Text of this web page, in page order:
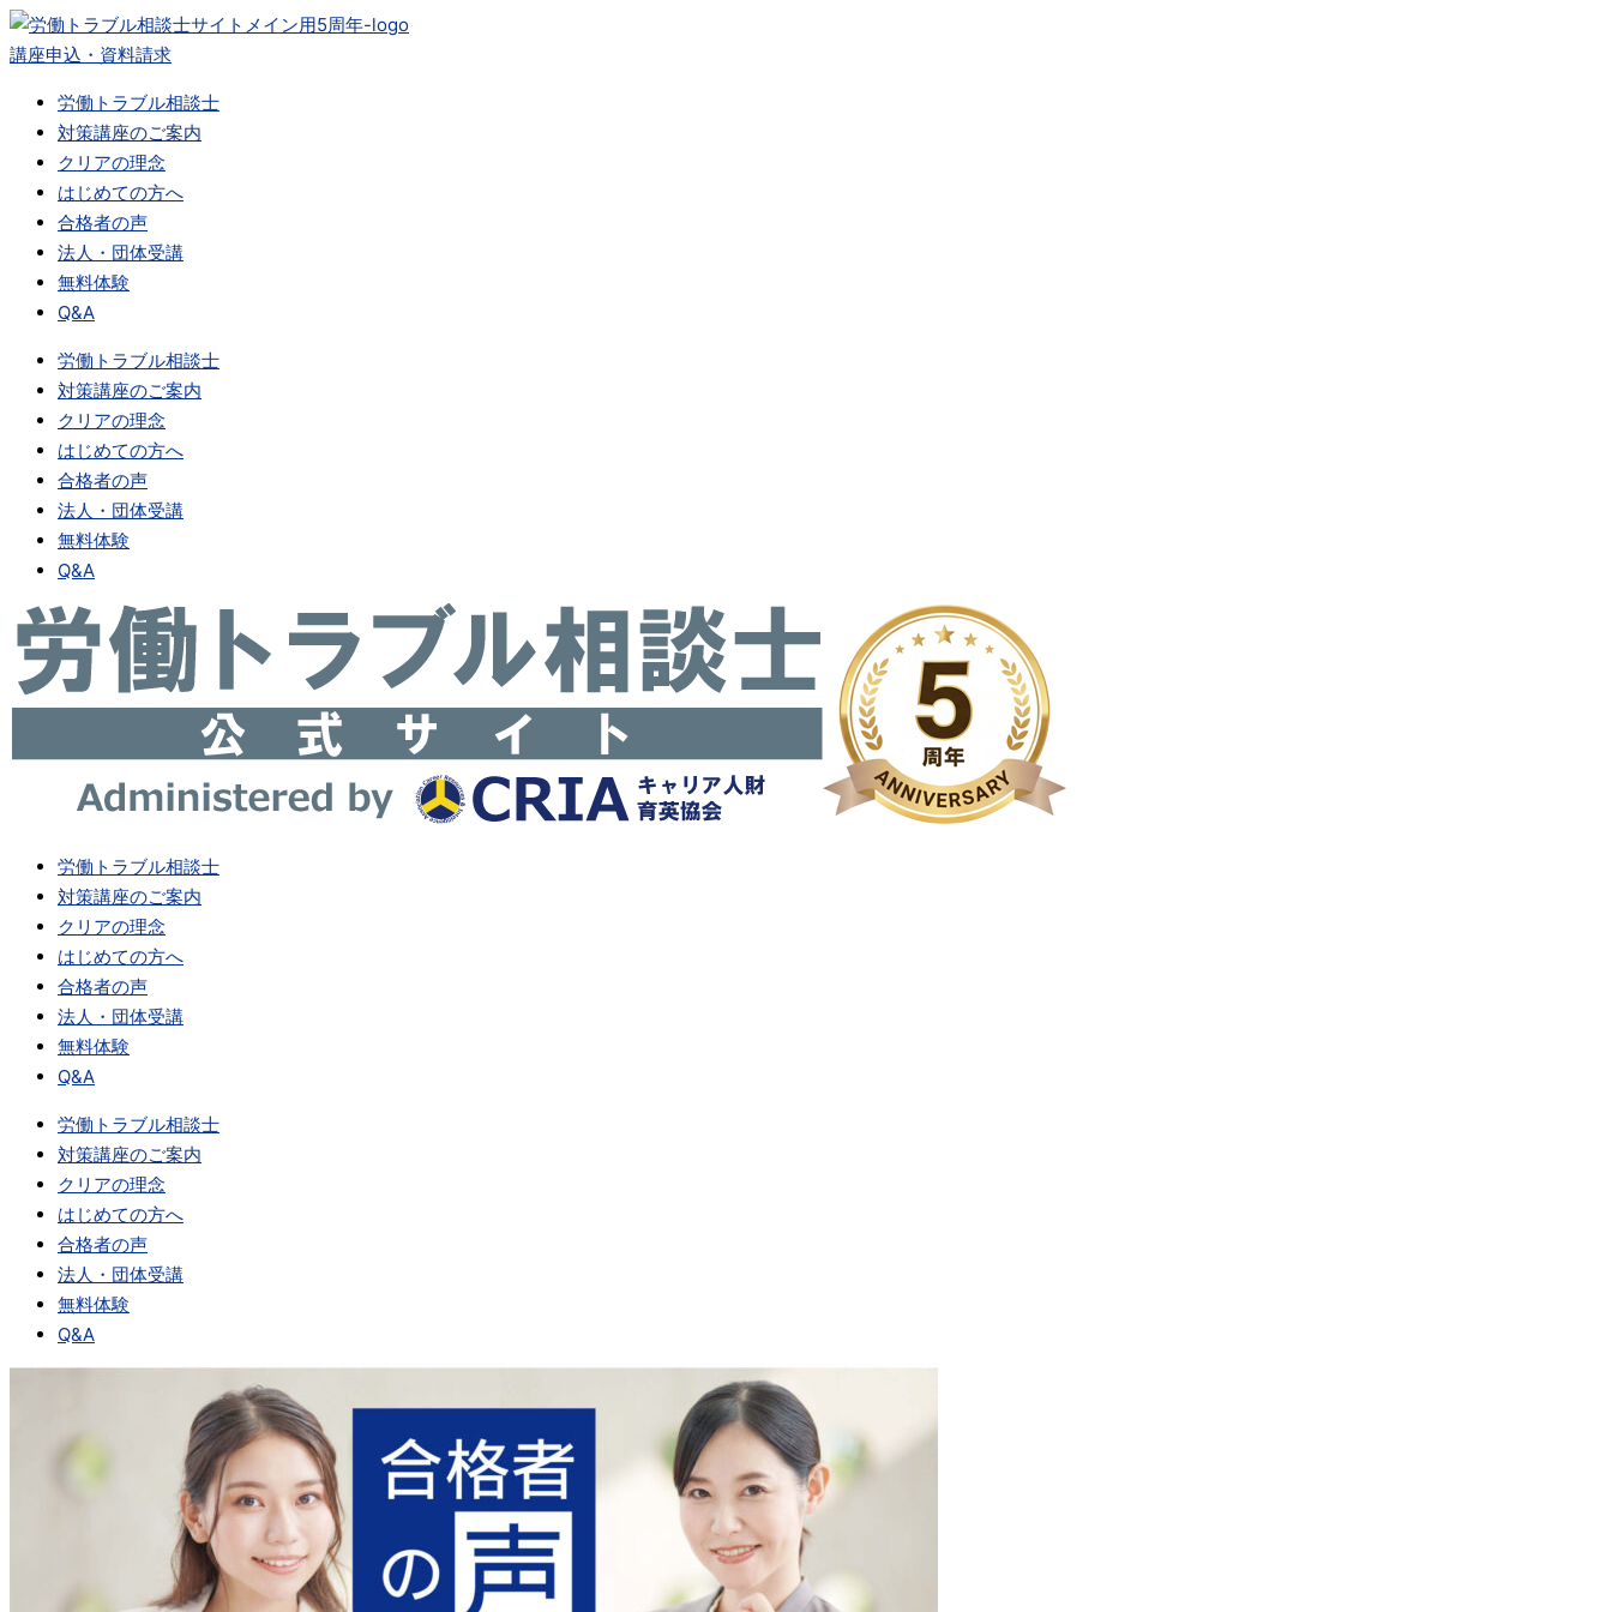
内
容
講座申込・資料請求
労働トラブル相談士
対策講座のご案内
クリアの理念
はじめての方へ
合格者の声
法人・団体受講
無料体験
Q&A
労働トラブル相談士
対策講座のご案内
クリアの理念
はじめての方へ
合格者の声
法人・団体受講
無料体験
Q&A
労働トラブル相談士
対策講座のご案内
クリアの理念
はじめての方へ
合格者の声
法人・団体受講
無料体験
Q&A
労働トラブル相談士
対策講座のご案内
クリアの理念
はじめての方へ
合格者の声
法人・団体受講
無料体験
Q&A